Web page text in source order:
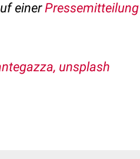
einerPressemitteilung
unsplash